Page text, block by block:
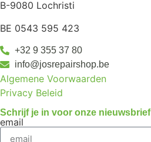
B-9080 Lochristi
BE 0543 595 423
+32 9 355 37 80
info@josrepairshop.be
Algemene Voorwaarden
Privacy Beleid
Schrijf je in voor onze nieuwsbrief
email